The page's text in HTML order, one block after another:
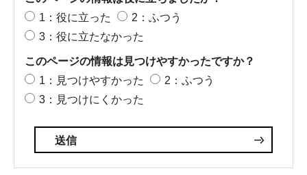
1：役に立った
2：ふつう
3：役に立たなかった
このページの情報は見つけやすかったですか？
1：見つけやすかった
2：ふつう
3：見つけにくかった